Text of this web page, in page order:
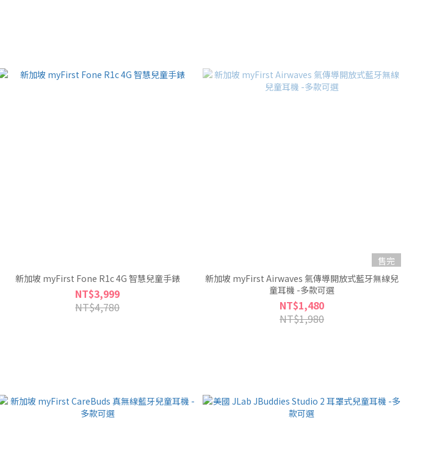
新加坡 myFirst Fone R1c 4G 智慧兒童手錶
NT$3,999
NT$4,780
售完
新加坡 myFirst Airwaves 氣傳導開放式藍牙無線兒
童耳機 -多款可選
NT$1,480
NT$1,980